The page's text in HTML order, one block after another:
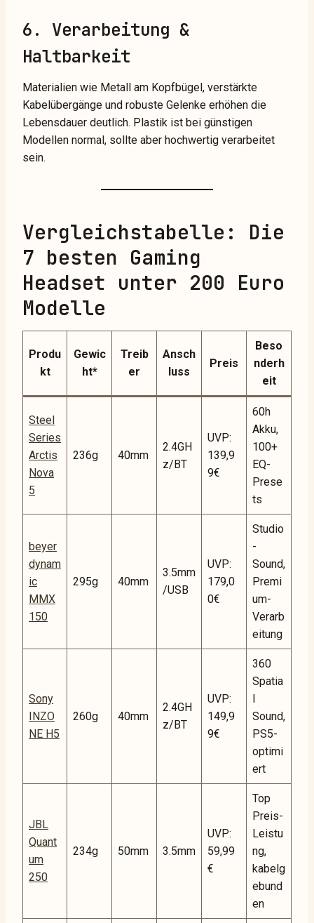
6. Verarbeitung &
Haltbarkeit
Materialien wie Metall am Kopfbügel, verstärkte
Kabelübergänge und robuste Gelenke erhöhen die
Lebensdauer deutlich. Plastik ist bei günstigen
Modellen normal, sollte aber hochwertig verarbeitet
sein.
Vergleichstabelle: Die
7 besten Gaming
Headset unter 200 Euro
Modelle
Produ
kt
Gewic
ht*
Treib
er
Ansch
luss
Preis
Beso
nderh
eit
Steel
Series
Arctis
Nova
5
236g 40mm
2.4GH
z/BT
UVP:
139,9
9€
60h
Akku,
100+
EQ-
Prese
ts
beyer
dynam
ic
MMX
150
295g 40mm
3.5mm
/USB
UVP:
179,0
0€
Studio
-
Sound,
Premi
um-
Verarb
eitung
Sony
INZO
NE H5
260g 40mm
2.4GH
z/BT
UVP:
149,9
9€
360
Spatia
Sound,
PS5-
optimi
ert
JBL
Quant
um
250
234g 50mm 3.5mm
UVP:
59,99
€
Top
Preis-
Leistu
ng,
kabelg
ebund
en